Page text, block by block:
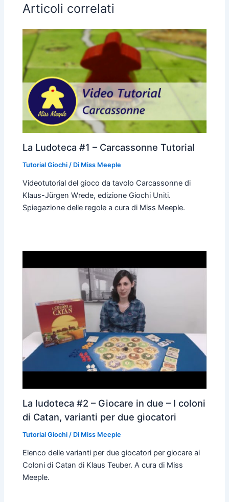
Articoli correlati
La Ludoteca #1 – Carcassonne Tutorial
Tutorial Giochi / Di Miss Meeple
Videotutorial del gioco da tavolo Carcassonne di
Klaus-Jürgen Wrede, edizione Giochi Uniti.
Spiegazione delle regole a cura di Miss Meeple.
La ludoteca #2 – Giocare in due – I coloni
di Catan, varianti per due giocatori
Tutorial Giochi / Di Miss Meeple
Elenco delle varianti per due giocatori per giocare ai
Coloni di Catan di Klaus Teuber. A cura di Miss
Meeple.